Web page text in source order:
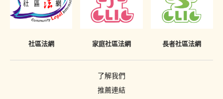
社區法網 家庭社區法網 長者社區法網
了解我們
推薦連結